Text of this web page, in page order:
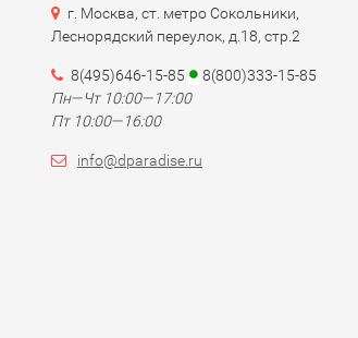
г. Москва, ст. метро Сокольники,
Леснорядский переулок, д.18, стр.2
8(495)646-15-85
8(800)333-15-85
Пн—Чт 10:00—17:00
Пт 10:00—16:00
info@dparadise.ru